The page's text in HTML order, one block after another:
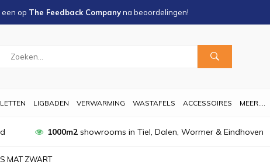
een op The Feedback Companyna beoordelingen!
LIGBADEN VERWARMING WASTAFELS ACCESSOIRES MEER....
1000m2showrooms in Tiel, Dalen, Wormer & Eindhoven
MAT ZWART